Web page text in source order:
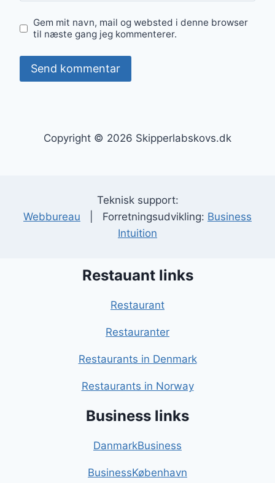
Gem mit navn, mail og websted i denne browser
til næste gang jeg kommenterer.
Copyright © 2026 Skipperlabskovs.dk
Teknisk support:
Webbureau | Forretningsudvikling: Business
Intuition
Restauant links
Restaurant
Restauranter
Restaurants in Denmark
Restaurants in Norway
Business links
DanmarkBusiness
BusinessKøbenhavn